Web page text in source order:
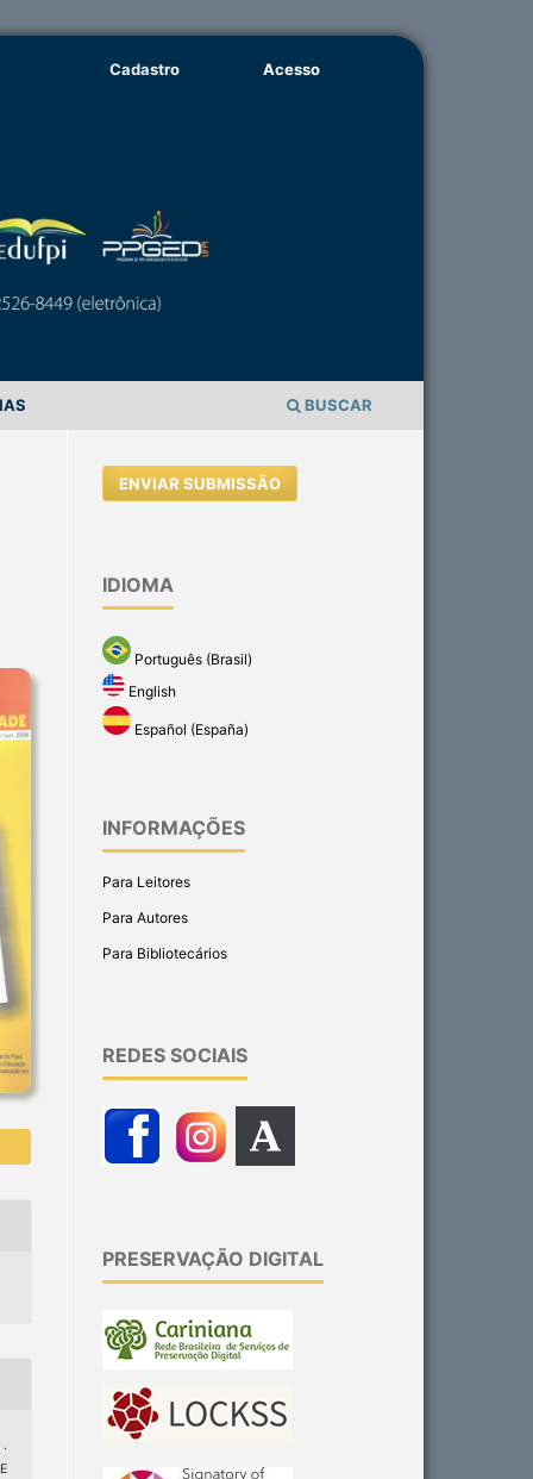
BUSCAR
Cadastro Acesso
ENVIAR SUBMISSÃO
IDIOMA
Português (Brasil)
English
Español (España)
INFORMAÇÕES
Para Leitores
Para Autores
Para Bibliotecários
REDES SOCIAIS
PRESERVAÇÃO DIGITAL